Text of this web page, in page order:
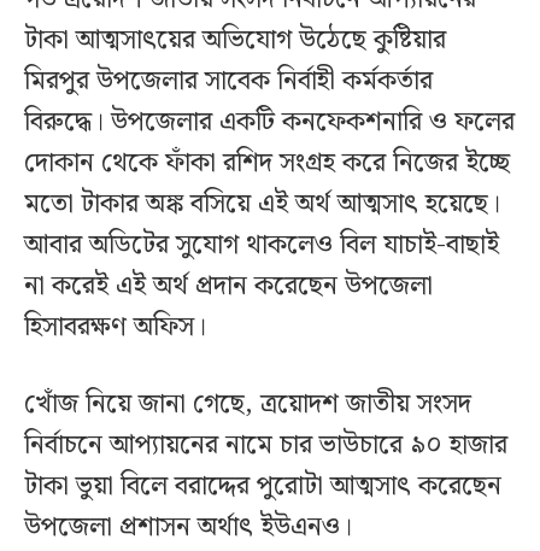
টাকা আত্মসাৎয়ের অভিযোগ উঠেছে কুষ্টিয়ার
মিরপুর উপজেলার সাবেক নির্বাহী কর্মকর্তার
বিরুদ্ধে। উপজেলার একটি কনফেকশনারি ও ফলের
দোকান থেকে ফাঁকা রশিদ সংগ্রহ করে নিজের ইচ্ছে
মতো টাকার অঙ্ক বসিয়ে এই অর্থ আত্মসাৎ হয়েছে।
আবার অডিটের সুযোগ থাকলেও বিল যাচাই-বাছাই
না করেই এই অর্থ প্রদান করেছেন উপজেলা
হিসাবরক্ষণ অফিস।
খোঁজ নিয়ে জানা গেছে, ত্রয়োদশ জাতীয় সংসদ
নির্বাচনে আপ্যায়নের নামে চার ভাউচারে ৯০ হাজার
টাকা ভুয়া বিলে বরাদ্দের পুরোটা আত্মসাৎ করেছেন
উপজেলা প্রশাসন অর্থাৎ ইউএনও।